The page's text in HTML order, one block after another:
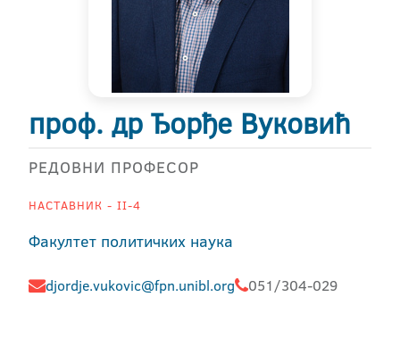
проф. др Ђорђе Вуковић
РЕДОВНИ ПРОФЕСОР
НАСТАВНИК - II-4
Факултет политичких наука
djordje.vukovic@fpn.unibl.org 051/304-029